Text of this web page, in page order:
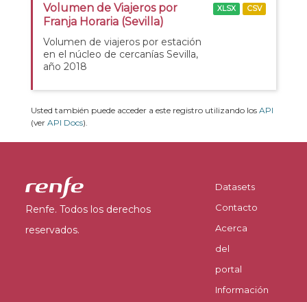
Volumen de Viajeros por
Franja Horaria (Sevilla)
Volumen de viajeros por estación
en el núcleo de cercanías Sevilla,
año 2018
XLSX CSV
Usted también puede acceder a este registro utilizando los API
(ver API Docs).
Renfe. Todos los derechos
reservados.
Datasets
Contacto
Acerca
del
portal
Información